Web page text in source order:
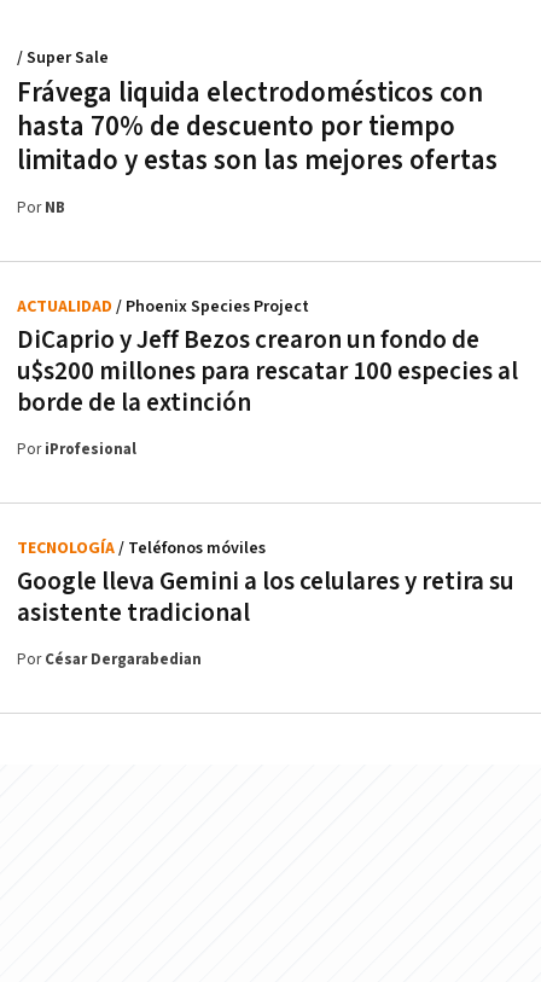
Frávega liquida electrodomésticos con
hasta 70% de descuento por tiempo
limitado y estas son las mejores ofertas
/ Super Sale
PorNB
DiCaprio y Jeff Bezos crearon un fondo de
u$s200 millones para rescatar 100 especies al
borde de la extinción
ACTUALIDAD / Phoenix Species Project
PoriProfesional
Google lleva Gemini a los celulares y retira su
asistente tradicional
TECNOLOGÍA/ Teléfonos móviles
PorCésar Dergarabedian